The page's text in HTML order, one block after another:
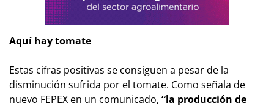
Aquí hay tomate
Estas cifras positivas se consiguen a pesar de la
disminución sufrida por el tomate. Como señala de
nuevo FEPEX en un comunicado, “la producción de